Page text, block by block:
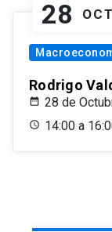
28 OCT
Rodrigo
28 de
14:00 a